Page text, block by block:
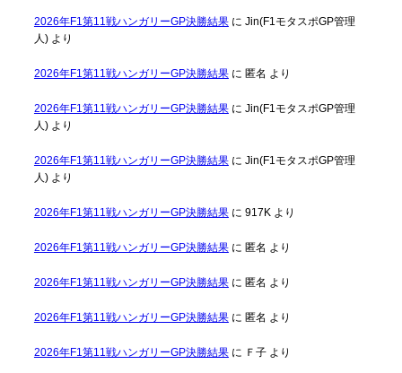
2026年F1第11戦ハンガリーGP決勝結果に Jin(F1モタスポGP管理
人)より
2026年F1第11戦ハンガリーGP決勝結果に 匿名 より
2026年F1第11戦ハンガリーGP決勝結果に Jin(F1モタスポGP管理
人)より
2026年F1第11戦ハンガリーGP決勝結果に Jin(F1モタスポGP管理
人)より
2026年F1第11戦ハンガリーGP決勝結果に 917K より
2026年F1第11戦ハンガリーGP決勝結果に 匿名 より
2026年F1第11戦ハンガリーGP決勝結果に 匿名 より
2026年F1第11戦ハンガリーGP決勝結果に 匿名 より
2026年F1第11戦ハンガリーGP決勝結果に Ｆ子より